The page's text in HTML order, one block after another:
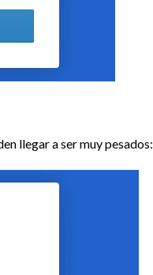
llegar a ser muy pesados: